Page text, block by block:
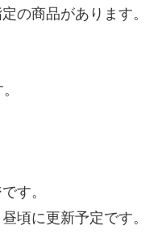
の商品があります。
す。
頃に更新予定です。